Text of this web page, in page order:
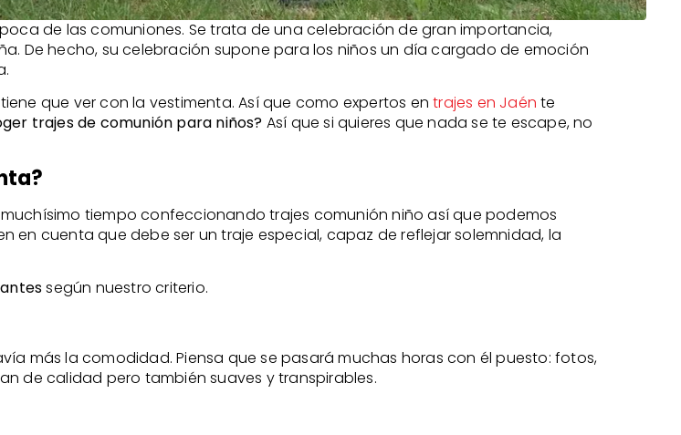
de las comuniones. Se trata de una celebración de gran importancia,
De hecho, su celebración supone para los niños un día cargado de emoción
que ver con la vestimenta. Así que como expertos entrajes en Jaén te
trajes de comunión para niños? Así que si quieres que nada se te escape, no
muchísimo tiempo confeccionando trajes comunión niño así que podemos
cuenta que debe ser un traje especial, capaz de reflejar solemnidad, la
según nuestro criterio.
más la comodidad. Piensa que se pasará muchas horas con él puesto: fotos,
de calidad pero también suaves y transpirables.